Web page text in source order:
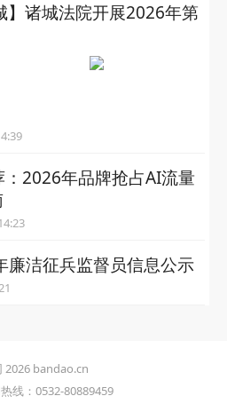
】诸城法院开展2026年第
14:39
2026年品牌抢占AI流量
07 14:23
廉洁征兵监督员信息公示
2026 bandao.cn
线：0532-80889459